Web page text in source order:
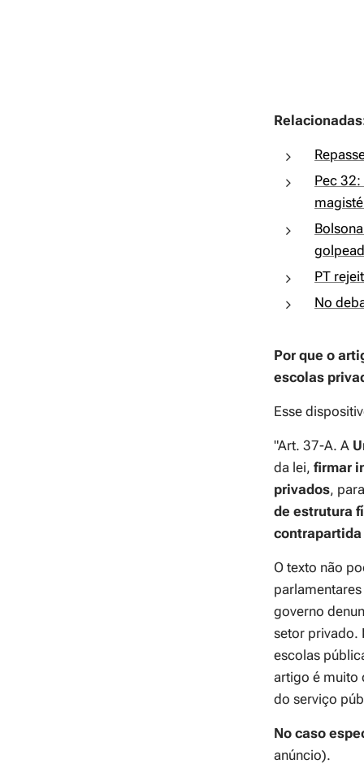
Pec
PT
No
Por que o
escolas
Esse
"Art. 37-A. A
da lei, firmar
privados,
de estrutura
O texto não
governo
setor privado.
escolas
artigo é muito
do serviço
No caso
anúncio).